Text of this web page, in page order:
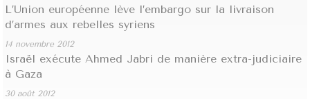
L’Union européenne lève l’embargo sur la livraison
d’armes aux rebelles syriens
14 novembre 2012
Israël exécute Ahmed Jabri de manière extra-judiciaire
à Gaza
30 août 2012